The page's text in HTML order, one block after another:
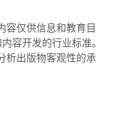
容仅供信息和教育目
容开发的行业标准。
析出版物客观性的承